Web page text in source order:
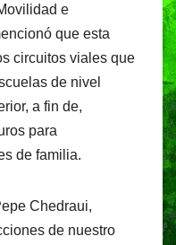
e
que esta
circuitos viales que
de nivel
a fin de,
para
de familia.
Chedraui,
de nuestro